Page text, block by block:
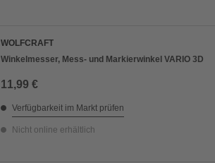
WOLFCRAFT
Winkelmesser, Mess- und Markierwinkel VARIO 3D
11,99 €
Verfügbarkeit im Markt prüfen
Nicht online erhältlich